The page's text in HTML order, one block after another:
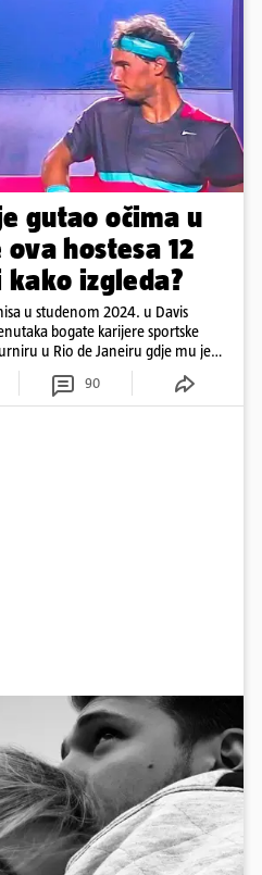
gutao očima u
hostesa 12
izgleda?
u studenom 2024. u Davis
bogate karijere sportske
u Rio de Janeiru gdje mu je
90